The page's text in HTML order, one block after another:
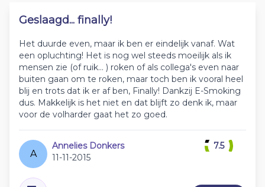
Geslaagd... finally!
Het duurde even, maar ik ben er eindelijk vanaf. Wat
een opluchting! Het is nog wel steeds moeilijk als ik
mensen zie (of ruik... ) roken of als collega's even naar
buiten gaan om te roken, maar toch ben ik vooral heel
blij en trots dat ik er af ben, Finally! Dankzij E-Smoking
dus. Makkelijk is het niet en dat blijft zo denk ik, maar
voor de volharder gaat het zo goed.
A
Annelies Donkers
11-11-2015
7.5